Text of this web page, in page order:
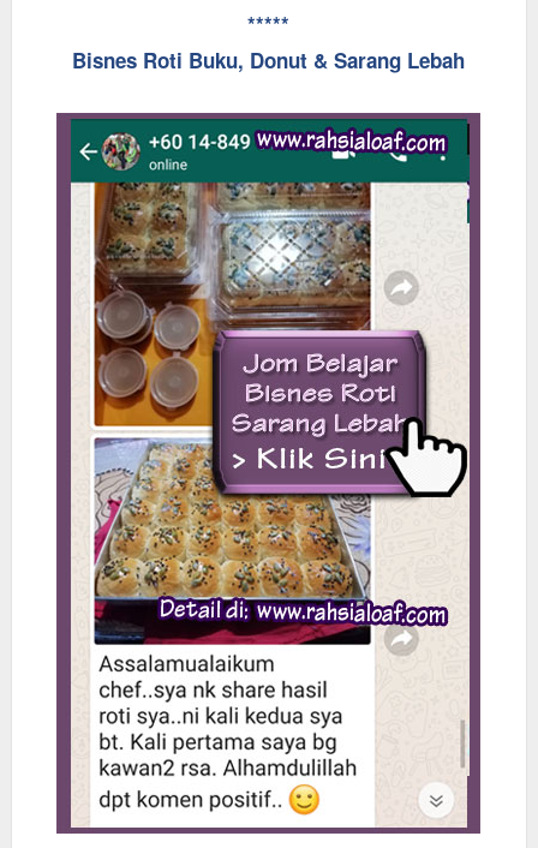
*****
Bisnes Roti Buku, Donut & Sarang Lebah